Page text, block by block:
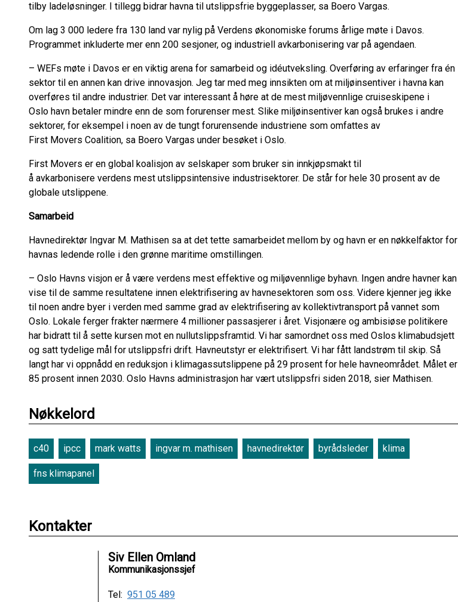
tilby ladeløsninger. I tillegg bidrar havna til utslippsfrie byggeplasser, sa Boero Vargas.
Om lag 3 000 ledere fra 130 land var nylig på Verdens økonomiske forums årlige møte i Davos.
Programmet inkluderte mer enn 200 sesjoner, og industriell avkarbonisering var på agendaen.
– WEFs møte i Davos er en viktig arena for samarbeid og idéutveksling. Overføring av erfaringer fra én
sektor til en annen kan drive innovasjon. Jeg tar med meg innsikten om at miljøinsentiver i havna kan
overføres til andre industrier. Det var interessant å høre at de mest miljøvennlige cruiseskipene i
Oslo havn betaler mindre enn de som forurenser mest. Slike miljøinsentiver kan også brukes i andre
sektorer, for eksempel i noen av de tungt forurensende industriene som omfattes av
First Movers Coalition, sa Boero Vargas under besøket i Oslo.
First Movers er en global koalisjon av selskaper som bruker sin innkjøpsmakt til
å avkarbonisere verdens mest utslippsintensive industrisektorer. De står for hele 30 prosent av de
globale utslippene.
Samarbeid
Havnedirektør Ingvar M. Mathisen sa at det tette samarbeidet mellom by og havn er en nøkkelfaktor for
havnas ledende rolle i den grønne maritime omstillingen.
– Oslo Havns visjon er å være verdens mest effektive og miljøvennlige byhavn. Ingen andre havner kan
vise til de samme resultatene innen elektrifisering av havnesektoren som oss. Videre kjenner jeg ikke
til noen andre byer i verden med samme grad av elektrifisering av kollektivtransport på vannet som
Oslo. Lokale ferger frakter nærmere 4 millioner passasjerer i året. Visjonære og ambisiøse politikere
har bidratt til å sette kursen mot en nullutslippsframtid. Vi har samordnet oss med Oslos klimabudsjett
og satt tydelige mål for utslippsfri drift. Havneutstyr er elektrifisert. Vi har fått landstrøm til skip. Så
langt har vi oppnådd en reduksjon i klimagassutslippene på 29 prosent for hele havneområdet. Målet er
85 prosent innen 2030. Oslo Havns administrasjon har vært utslippsfri siden 2018, sier Mathisen.
Nøkkelord
c40 ipcc mark watts ingvar m. mathisen havnedirektør byrådsleder klima
fns klimapanel
Kontakter
Siv Ellen Omland
Kommunikasjonssjef
Tel: 951 05 489